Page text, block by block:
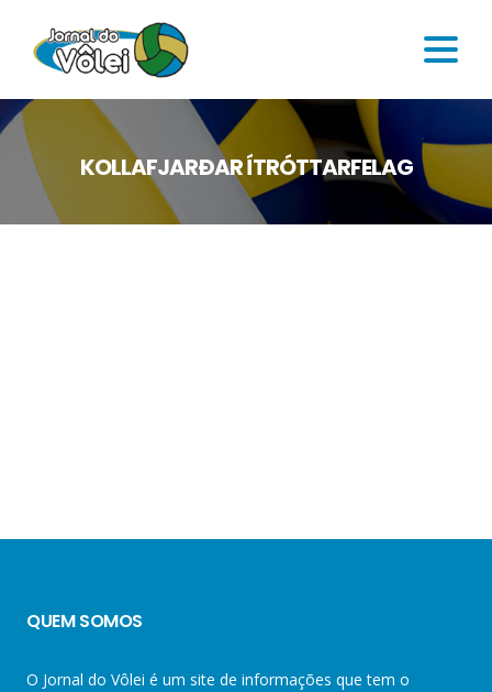
KOLLAFJARÐAR ÍTRÓTTARFELAG
QUEM SOMOS
O Jornal do Vôlei é um site de informações que tem o